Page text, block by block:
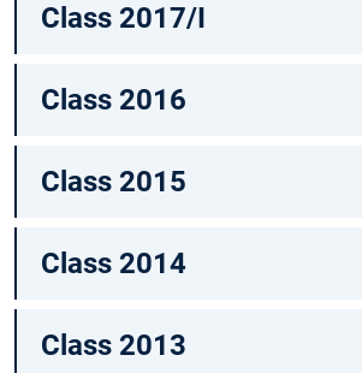
Class 2017/I
Class 2016
Class 2015
Class 2014
Class 2013